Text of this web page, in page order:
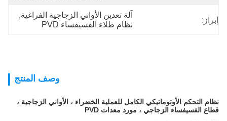
إبراز:
آلة تعدين الأواني الزجاجية الفراغية,
نظام طلاء الفسيفساء PVD
وصف المنتج
نظام التحكم الأوتوماتيكي الكامل للعملية الخضراء ، الأواني الزجاجية ،
قطاع الفسيفساء الزجاجي ، مورد معدات PVD